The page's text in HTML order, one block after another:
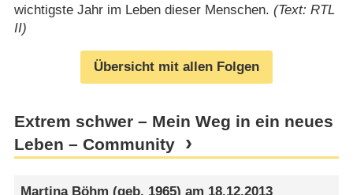
wichtigste Jahr im Leben dieser Menschen. (Text: RTL
II)
Übersicht mit allen Folgen
Extrem schwer – Mein Weg in ein neues
Leben – Community
Martina Böhm (geb. 1965) am 18.12.2013